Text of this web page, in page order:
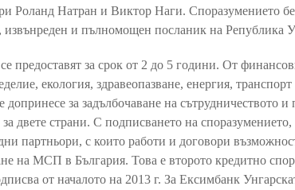
Роланд Натран и Виктор Наги. Споразумението
и пълномощен посланик на Република
предоставят за срок от 2 до 5 години. От
екология, здравеопазване, eнергия,
допринесе за задълбочаване на сътрудничеството
двете страни. С подписването на
партньори, с които работи и договори
на МСП в България. Това е второто кредитно
от началото на 2013 г. За Ексимбанк